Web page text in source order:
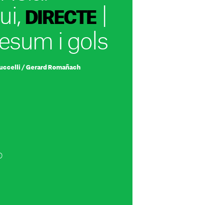
DIRECTE
i gols
/Gerard Romañach